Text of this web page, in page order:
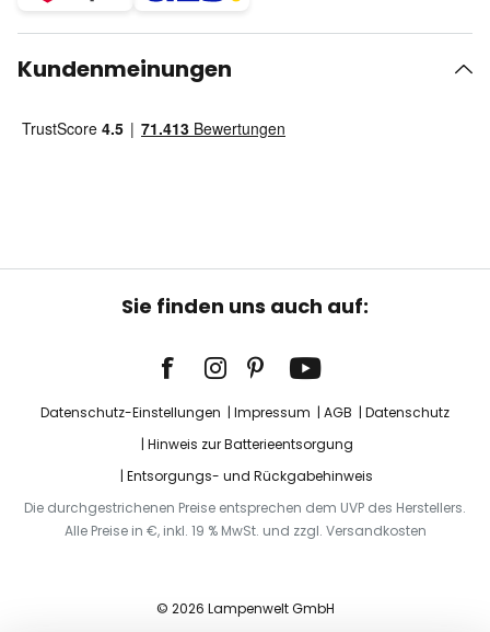
Kundenmeinungen
Sie finden uns auch auf:
Datenschutz-Einstellungen Impressum AGB
Datenschutz
Hinweis zur Batterieentsorgung
Entsorgungs- und Rückgabehinweis
Die durchgestrichenen Preise entsprechen dem UVP des Herstellers.
Alle Preise in €, inkl. 19 % MwSt. und zzgl. Versandkosten
© 2026 Lampenwelt GmbH